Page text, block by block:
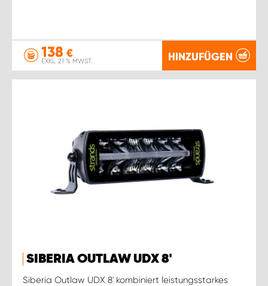
138 €
EXKL. 21 % MWST. HINZUFÜGEN
SIBERIA OUTLAW UDX 8'
Siberia Outlaw UDX 8' kombiniert leistungsstarkes